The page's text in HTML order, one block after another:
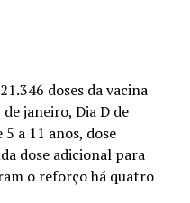
doses da vacina
janeiro, Dia D de
a 11 anos, dose
dose adicional para
o reforço há quatro